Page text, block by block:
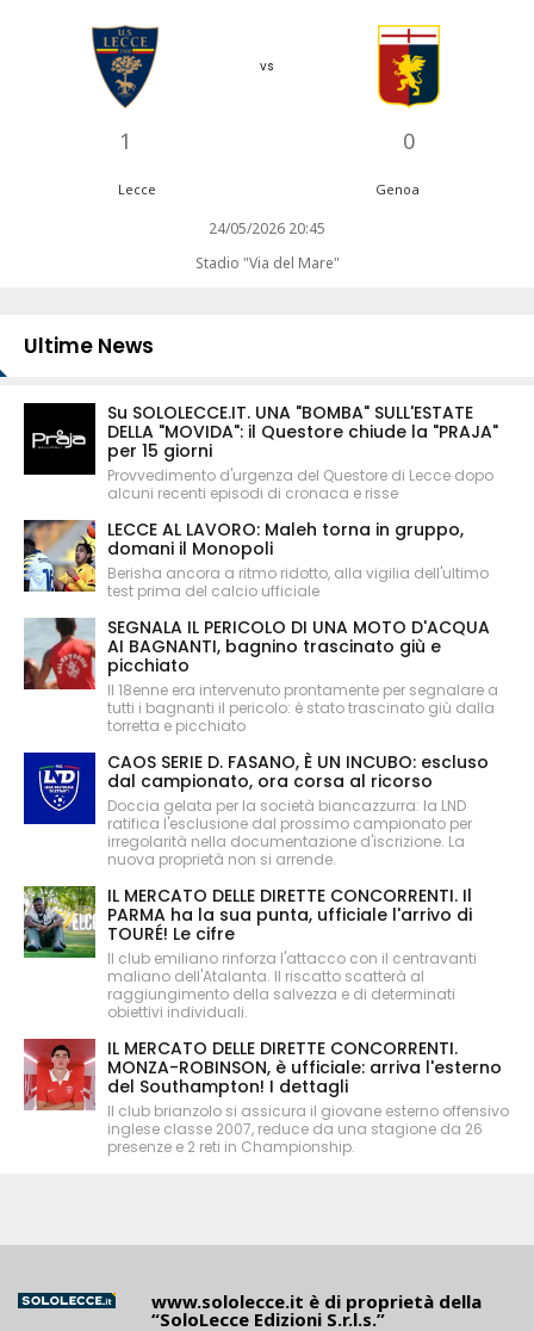
1
vs
0
Lecce Genoa
24/05/2026 20:45
Stadio "Via del Mare"
Ultime News
Su SOLOLECCE.IT. UNA "BOMBA" SULL'ESTATE
DELLA "MOVIDA": il Questore chiude la "PRAJA"
per 15 giorni
Provvedimento d'urgenza del Questore di Lecce dopo
alcuni recenti episodi di cronaca e risse
LECCE AL LAVORO: Maleh torna in gruppo,
domani il Monopoli
Berisha ancora a ritmo ridotto, alla vigilia dell'ultimo
test prima del calcio ufficiale
SEGNALA IL PERICOLO DI UNA MOTO D'ACQUA
AI BAGNANTI, bagnino trascinato giù e
picchiato
Il 18enne era intervenuto prontamente per segnalare a
tutti i bagnanti il pericolo: è stato trascinato giù dalla
torretta e picchiato
CAOS SERIE D. FASANO, È UN INCUBO: escluso
dal campionato, ora corsa al ricorso
Doccia gelata per la società biancazzurra: la LND
ratifica l'esclusione dal prossimo campionato per
irregolarità nella documentazione d'iscrizione. La
nuova proprietà non si arrende.
IL MERCATO DELLE DIRETTE CONCORRENTI. Il
PARMA ha la sua punta, ufficiale l'arrivo di
TOURÉ! Le cifre
Il club emiliano rinforza l'attacco con il centravanti
maliano dell'Atalanta. Il riscatto scatterà al
raggiungimento della salvezza e di determinati
obiettivi individuali.
IL MERCATO DELLE DIRETTE CONCORRENTI.
MONZA-ROBINSON, è ufficiale: arriva l'esterno
del Southampton! I dettagli
Il club brianzolo si assicura il giovane esterno offensivo
inglese classe 2007, reduce da una stagione da 26
presenze e 2 reti in Championship.
www.sololecce.it è di proprietà della
“SoloLecce Edizioni S.r.l.s.”